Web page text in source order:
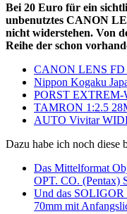
Bei 20 Euro für ein
unbenutztes CANON
nicht widerstehen. Von
Reihe der schon
CANON LENS FD
Nippon Kogaku
PORST EXTREM-
TAMRON 1:2.5
AUTO Vivitar
Dazu habe ich noch diese
Das Mittelformat
OPT. CO.
Und das
70mm mit